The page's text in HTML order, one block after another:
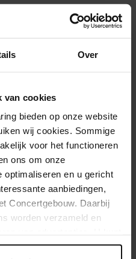
Over
van cookies
bieden op onze website
wij cookies. Sommige
voor het functioneren
ons om onze
optimaliseren en u gericht
aanbiedingen,
Concertgebouw. Daarbij
worden verzameld en
cookies wij mogen
or visual recordings from the
is prohibited. Large coats,
must be checked at the
not give ticket holders the right
will of course keep any such
information is
newsletter.
to a minimum.